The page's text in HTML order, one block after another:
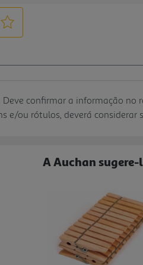
Deve confirmar a informação no
e/ou rótulos, deverá
A Auchan sugere-